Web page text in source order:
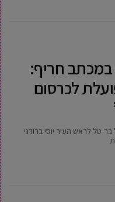
במכתב חריף:
לכרסום
טל לראש העיר יוסי ברודני